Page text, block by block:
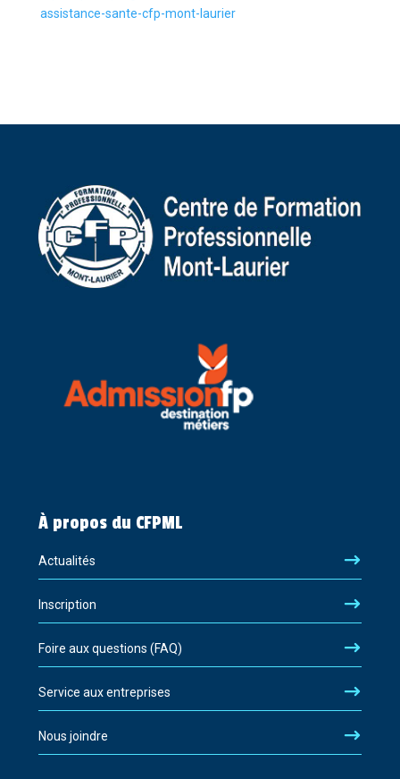
assistance-sante-cfp-mont-laurier
À propos du CFPML
Actualités
Inscription
Foire aux questions (FAQ)
Service aux entreprises
Nous joindre